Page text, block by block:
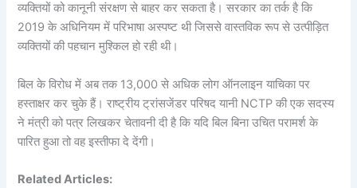
व्यक्तियों को कानूनी संरक्षण से बाहर कर सकता है। सरकार का तर्क है कि
2019 के अधिनियम में परिभाषा अस्पष्ट थी जिससे वास्तविक रूप से उत्पीड़ित
व्यक्तियों की पहचान मुश्किल हो रही थी।
बिल के विरोध में अब तक 13,000 से अधिक लोग ऑनलाइन याचिका पर
हस्ताक्षर कर चुके हैं। राष्ट्रीय ट्रांसजेंडर परिषद यानी NCTP की एक सदस्य
ने मंत्री को पत्र लिखकर चेतावनी दी है कि यदि बिल बिना उचित परामर्श के
पारित हुआ तो वह इस्तीफा दे देंगी।
Related Articles: